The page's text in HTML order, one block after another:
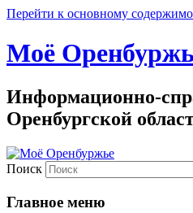
Перейти к основному
Моё
Информационно-
Оренбургской
Поиск
Главное меню